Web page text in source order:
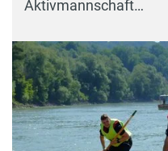
Aktivmannschaft…